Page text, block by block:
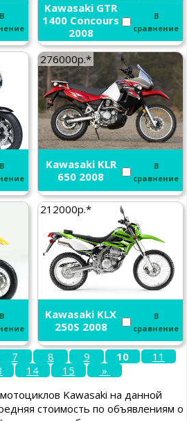
В
Kawasaki GTR
1400 Concours
2008
В
сравнение
В
276000р.*
Kawasaki KLR
650 2008
В
сравнение
В
212000р.*
Kawasaki KLX
250S 2008
В
сравнение
7 8 9 10
11
14 15
»
Kawasaki на данной
стоимость по объявлениям о